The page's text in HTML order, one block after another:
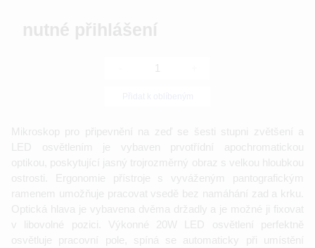
nutné přihlášení
Mikroskop pro připevnění na zeď se šesti stupni zvětšení a
LED osvětlením je vybaven prvotřídní apochromatickou
optikou, poskytující jasný trojrozměrný obraz s velkou hloubkou
ostrosti. Ergonomie přístroje s vyváženým pantografickým
ramenem umožňuje pracovat vsedě bez namáhání zad a krku.
Optická hlava je vybavena dvěma držadly a je možné ji fixovat
v libovolné pozici. Výkonné 20W LED osvětlení perfektně
osvětluje pracovní pole, spíná se automaticky při umístění